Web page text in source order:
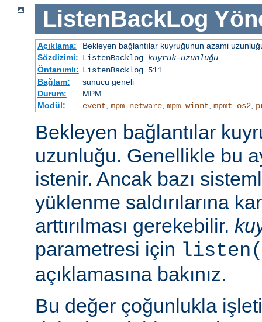
ListenBackLog
Açıklama:
Bekleyen bağlantılar kuyruğunun azami
Sözdizimi: ListenBacklog kuyruk-uzunluğu
Öntanımlı: ListenBacklog 511
Bağlam:
sunucu geneli
Durum:
MPM
Modül:
event, mpm_netware, mpm_winnt, mpmt_os2,
Bekleyen bağlantılar
uzunluğu. Genellikle bu
istenir. Ancak bazı
yüklenme saldırılarına
arttırılması gerekebilir.
parametresi için
açıklamasına bakınız.
Bu değer çoğunlukla